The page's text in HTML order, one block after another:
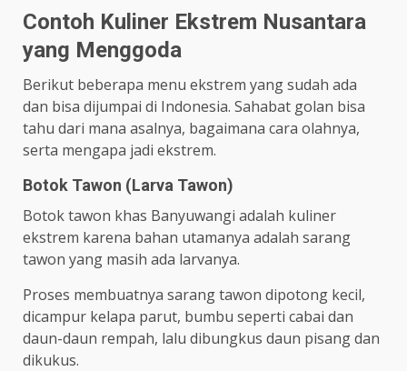
Contoh Kuliner Ekstrem Nusantara
yang Menggoda
Berikut beberapa menu ekstrem yang sudah ada
dan bisa dijumpai di Indonesia. Sahabat golan bisa
tahu dari mana asalnya, bagaimana cara olahnya,
serta mengapa jadi ekstrem.
Botok Tawon (Larva Tawon)
Botok tawon khas Banyuwangi adalah kuliner
ekstrem karena bahan utamanya adalah sarang
tawon yang masih ada larvanya.
Proses membuatnya sarang tawon dipotong kecil,
dicampur kelapa parut, bumbu seperti cabai dan
daun-daun rempah, lalu dibungkus daun pisang dan
dikukus.